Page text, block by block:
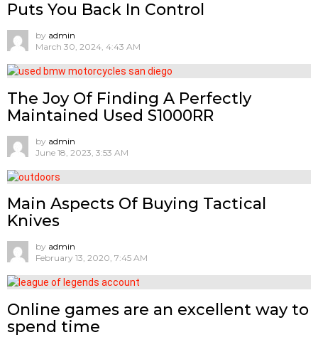
Puts You Back In Control
by admin
March 30, 2024, 4:43 AM
The Joy Of Finding A Perfectly
Maintained Used S1000RR
by admin
June 18, 2023, 3:53 AM
Main Aspects Of Buying Tactical
Knives
by admin
February 13, 2020, 7:45 AM
Online games are an excellent way to
spend time